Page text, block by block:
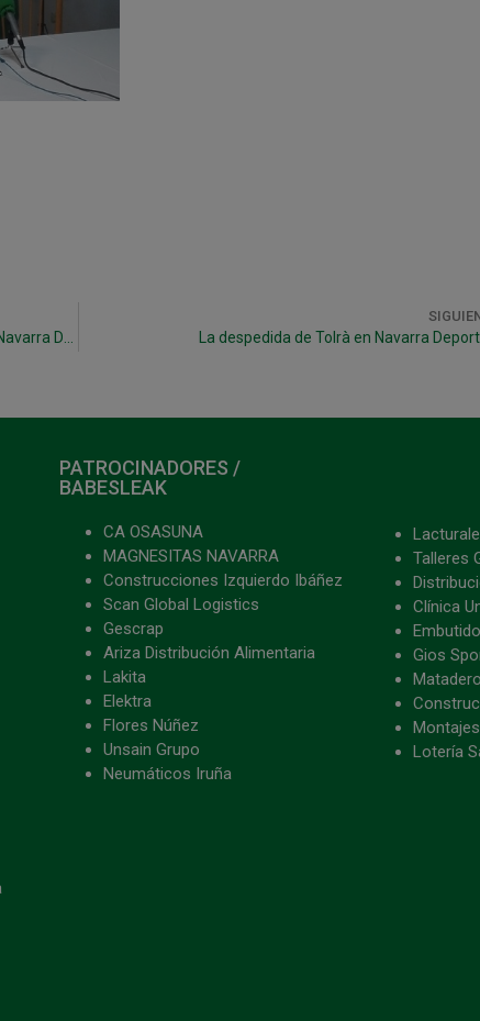
La despedida de Tolrà en Navarra
PATROCINADORES /
BABESLEAK
CA OSASUNA
MAGNESITAS NAVARRA
Construcciones Izquierdo Ibáñez
Scan Global Logistics
Gescrap
Ariza Distribución Alimentaria
Lakita
Elektra
Flores Núñez
Unsain Grupo
Neumáticos Iruña
Lacturale
Talleres
Clínica
Gios
Lotería